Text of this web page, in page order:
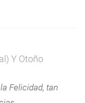
Y Otoño
Felicidad, tan